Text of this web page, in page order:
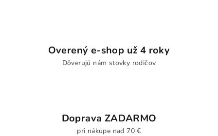
Overený e-shop už 4 roky
Dôverujú nám stovky rodičov
Doprava ZADARMO
pri nákupe nad 70 €